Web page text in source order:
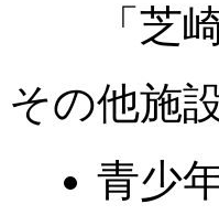
「芝
その他施
青少